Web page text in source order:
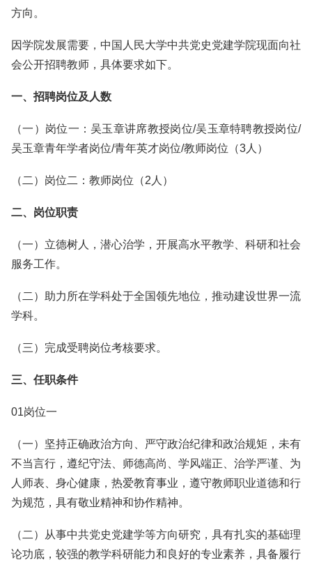
方向。
因学院发展需要，中国人民大学中共党史党建学院现面向社
会公开招聘教师，具体要求如下。
一、招聘岗位及人数
（一）岗位一：吴玉章讲席教授岗位/吴玉章特聘教授岗位/
吴玉章青年学者岗位/青年英才岗位/教师岗位（3人）
（二）岗位二：教师岗位（2人）
二、岗位职责
（一）立德树人，潜心治学，开展高水平教学、科研和社会
服务工作。
（二）助力所在学科处于全国领先地位，推动建设世界一流
学科。
（三）完成受聘岗位考核要求。
三、任职条件
01岗位一
（一）坚持正确政治方向、严守政治纪律和政治规矩，未有
不当言行，遵纪守法、师德高尚、学风端正、治学严谨、为
人师表、身心健康，热爱教育事业，遵守教师职业道德和行
为规范，具有敬业精神和协作精神。
（二）从事中共党史党建学等方向研究，具有扎实的基础理
论功底，较强的教学科研能力和良好的专业素养，具备履行